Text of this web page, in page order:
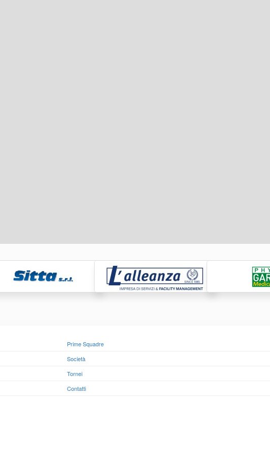
Prime Squadre
Società
Tornei
Contatti